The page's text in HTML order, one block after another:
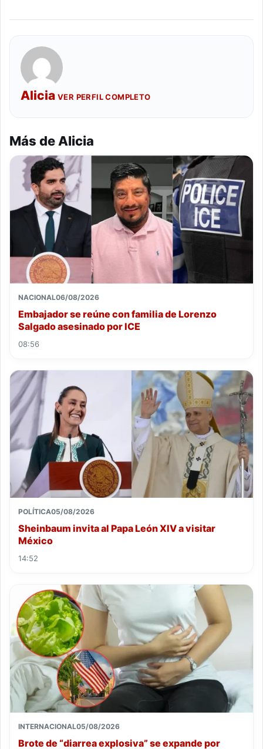
Alicia VER PERFIL COMPLETO
Más de Alicia
NACIONAL06/08/2026
Embajador se reúne con familia de Lorenzo
Salgado asesinado por ICE
08:56
POLÍTICA05/08/2026
Sheinbaum invita al Papa León XIV a visitar
México
14:52
INTERNACIONAL05/08/2026
Brote de “diarrea explosiva” se expande por